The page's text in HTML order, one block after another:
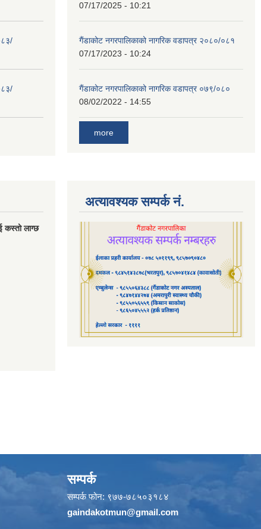
07/17/2025 - 10:21
गैंडाकोट नगरपालिकाको नागरिक वडापत्र २०८०/०८१
07/17/2023 - 10:24
गैंडाकोट नगरपालिकाको नागरिक वडापत्र ०७९/०८०
08/02/2022 - 14:55
more
कस्तो लाग्छ
अत्यावश्यक सम्पर्क नं.
सम्पर्क
सम्पर्क फोन: ९७७-७८५०३१८४
gaindakotmun@gmail.com